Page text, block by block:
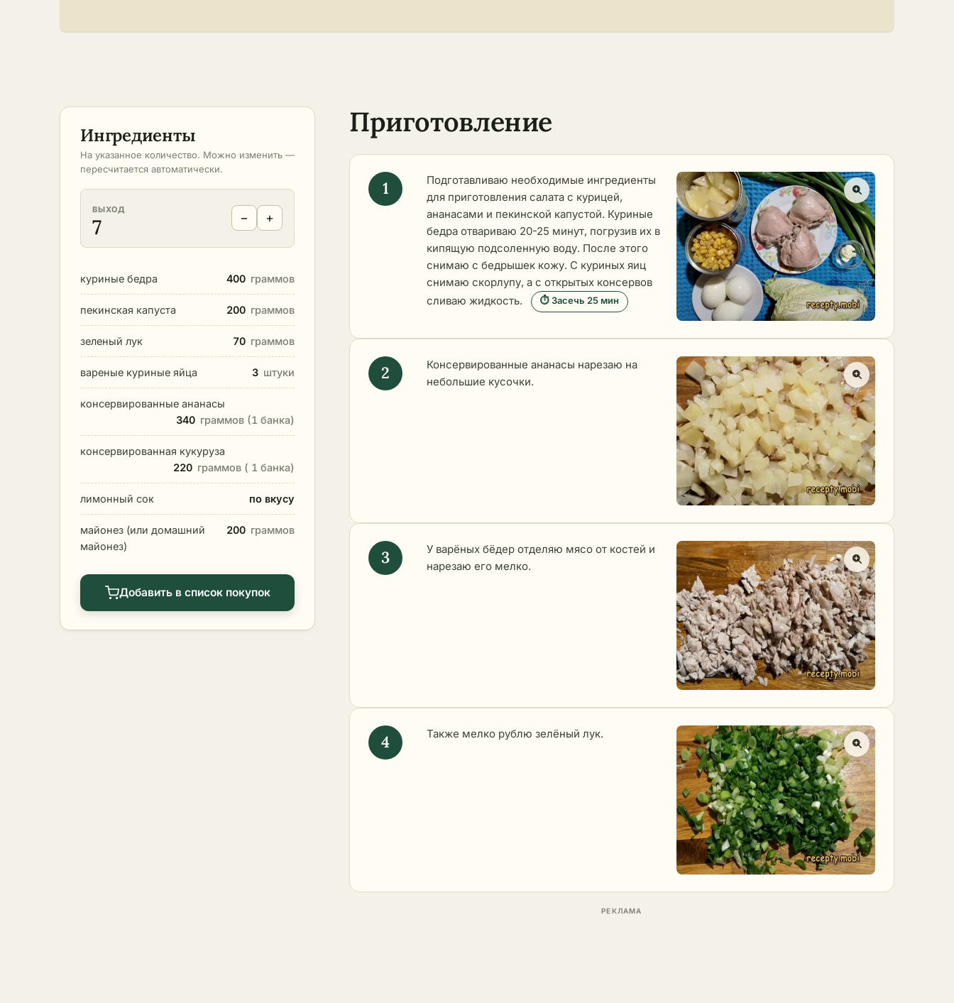
Ингредиенты
На указанное количество. Можно изменить —
пересчитается автоматически.
ВЫХОД
7 − +
куриные бедра 400 граммов
пекинская капуста 200 граммов
зеленый лук 70 граммов
вареные куриные яйца 3 штуки
консервированные ананасы
340 граммов (1 банка)
консервированная кукуруза
220 граммов ( 1 банка)
лимонный сок по вкусу
майонез (или домашний
майонез)
200 граммов
Добавить в список покупок
Приготовление
Подготавливаю необходимые ингредиенты
для приготовления салата с курицей,
ананасами и пекинской капустой. Куриные
бедра отвариваю 20-25 минут, погрузив их в
кипящую подсоленную воду. После этого
снимаю с бедрышек кожу. С куриных яиц
снимаю скорлупу, а с открытых консервов
сливаю жидкость.
⏱ Засечь 25 мин
Консервированные ананасы нарезаю на
небольшие кусочки.
У варёных бёдер отделяю мясо от костей и
нарезаю его мелко.
Также мелко рублю зелёный лук.